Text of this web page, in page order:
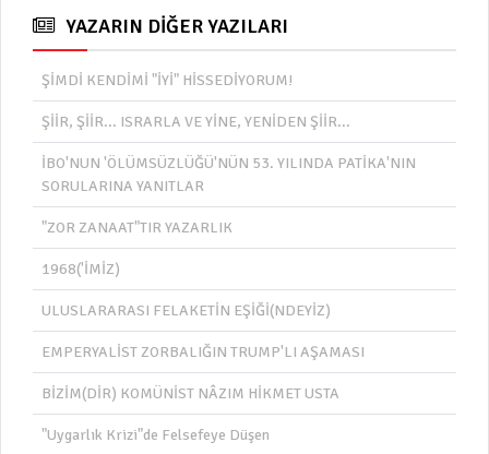
YAZARIN DİĞER YAZILARI
ŞİMDİ KENDİMİ "İYİ" HİSSEDİYORUM!
ŞİİR, ŞİİR... ISRARLA VE YİNE, YENİDEN ŞİİR...
İBO'NUN 'ÖLÜMSÜZLÜĞÜ'NÜN 53. YILINDA PATİKA'NIN
SORULARINA YANITLAR
"ZOR ZANAAT"TIR YAZARLIK
1968('İMİZ)
ULUSLARARASI FELAKETİN EŞİĞİ(NDEYİZ)
EMPERYALİST ZORBALIĞIN TRUMP'LI AŞAMASI
BİZİM(DİR) KOMÜNİST NÂZIM HİKMET USTA
"Uygarlık Krizi"de Felsefeye Düşen